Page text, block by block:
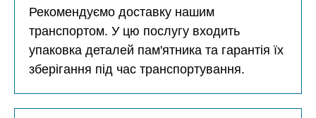
Рекомендуємо доставку нашим
транспортом. У цю послугу входить
упаковка деталей пам'ятника та гарантія їх
зберігання під час транспортування.